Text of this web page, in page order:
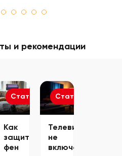
и рекомендации
Статьи
Как
защитить
фен
Статьи
Телевизор
не
включается